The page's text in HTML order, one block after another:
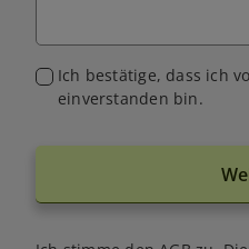
Ich bestätige, dass ich
einverstanden bin.